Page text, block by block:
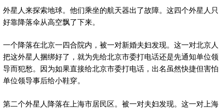
外星人来探索地球。他们乘坐的航天器出了故障。这四个外星人只
好靠降落伞从高空飘了下来。
一个降落在北京一四合院内，被一对新婚夫妇发现。这一对北京人
把这外星人捆绑好了，就为先给北京市委打电话还是先通知单位领
导而犯愁。因为如果直接给北京市委打电话，出名虽然快捷但害怕
单位领导事后给小鞋穿。
第二个外星人降落在上海市居民区。被一对夫妇发现。这一对上海